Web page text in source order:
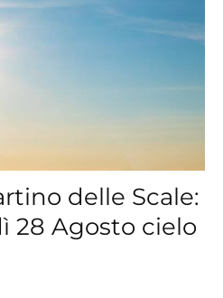
delle Scale:
28 Agosto cielo